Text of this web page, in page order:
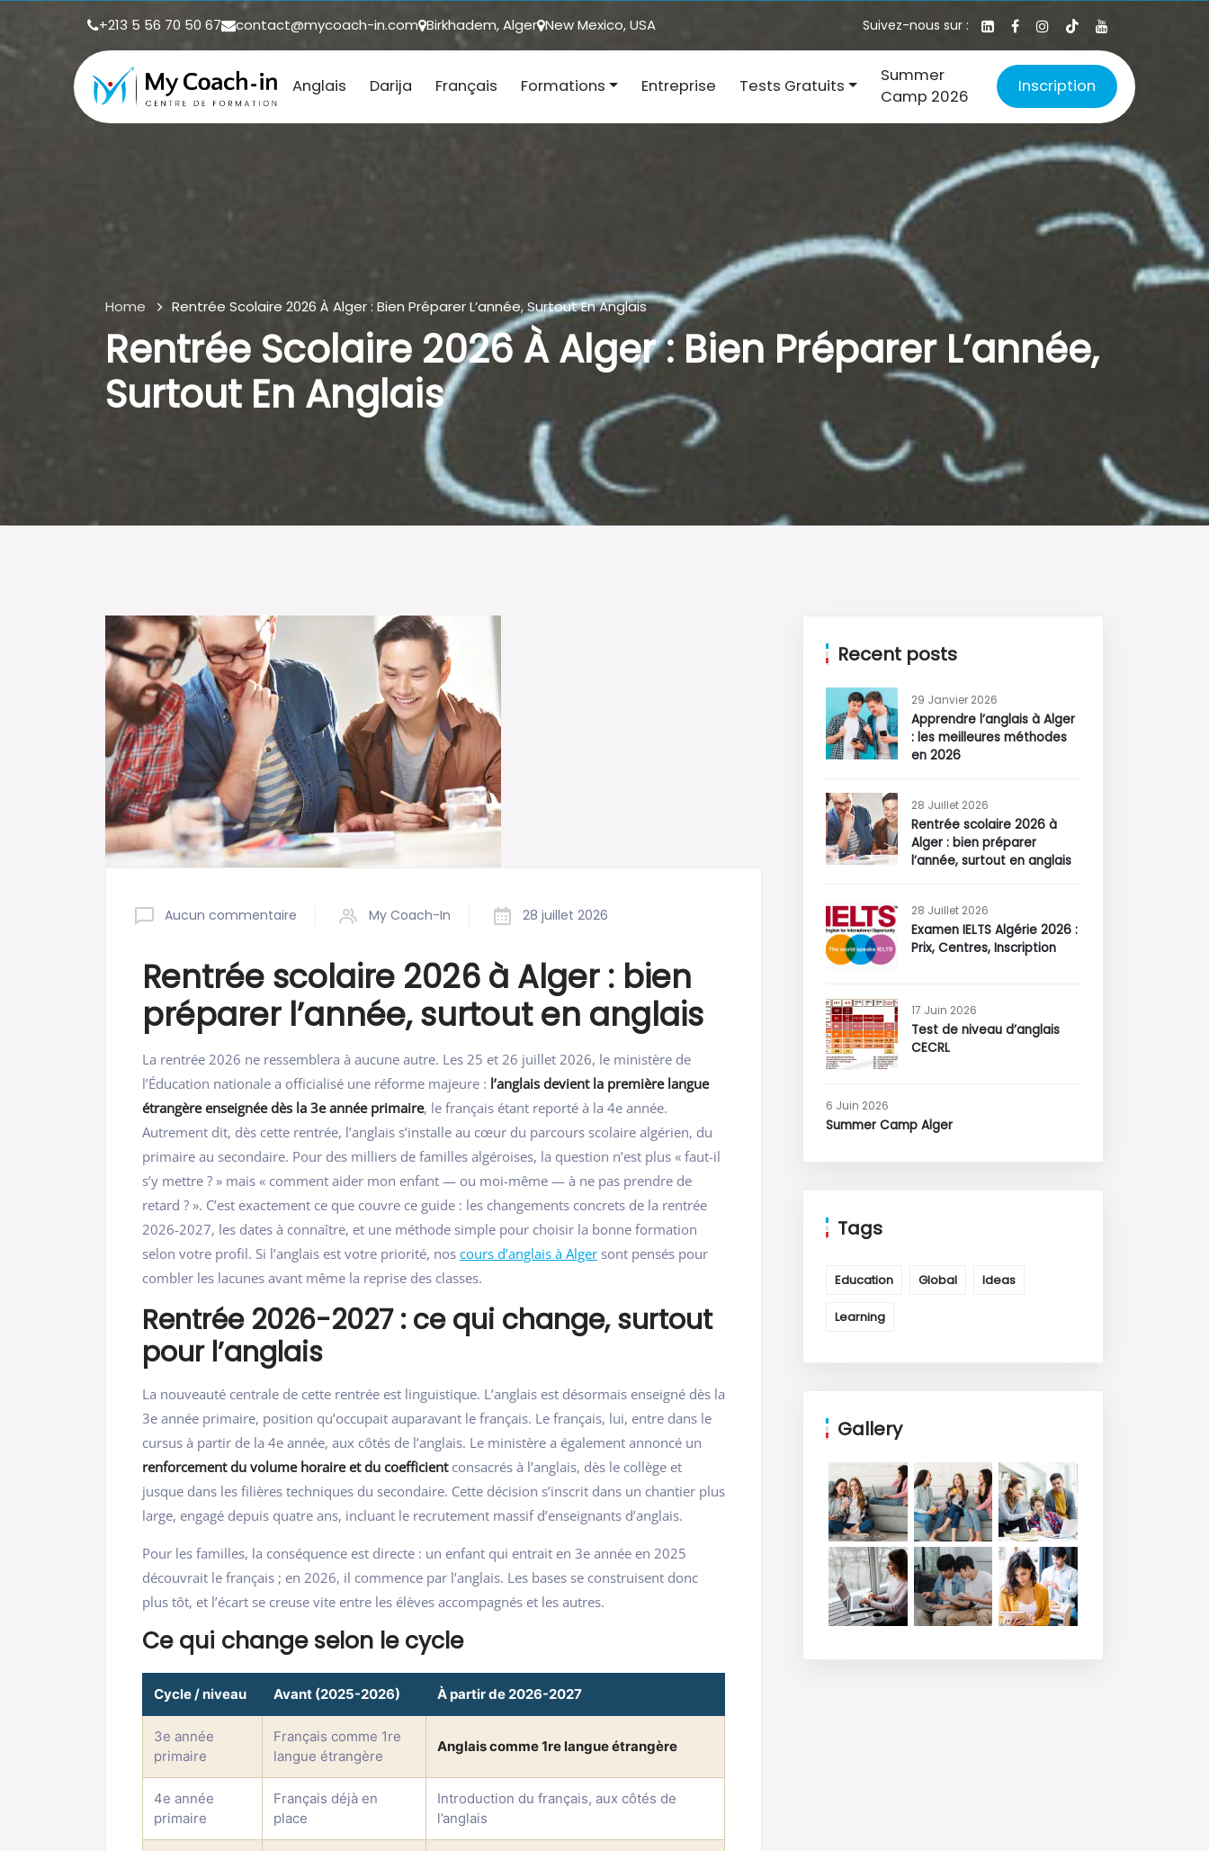
+213 5 56 70 50 67 contact@mycoach-in.com Birkhadem, Alger New Mexico, USA Suivez-nous sur :
Anglais Darija Français Formations Entreprise Tests Gratuits
Summer
Camp 2026
Inscription
Home Rentrée Scolaire 2026 À Alger : Bien Préparer L’année, Surtout En Anglais
Rentrée Scolaire 2026 À Alger : Bien Préparer L’année,
Surtout En Anglais
Aucun commentaire My Coach-In 28 juillet 2026
Rentrée scolaire 2026 à Alger : bien
préparer l’année, surtout en anglais
La rentrée 2026 ne ressemblera à aucune autre. Les 25 et 26 juillet 2026, le ministère de
l’Éducation nationale a officialisé une réforme majeure : l’anglais devient la première langue
étrangère enseignée dès la 3e année primaire, le français étant reporté à la 4e année.
Autrement dit, dès cette rentrée, l’anglais s’installe au cœur du parcours scolaire algérien, du
primaire au secondaire. Pour des milliers de familles algéroises, la question n’est plus « faut-il
s’y mettre ? » mais « comment aider mon enfant — ou moi-même — à ne pas prendre de
retard ? ». C’est exactement ce que couvre ce guide : les changements concrets de la rentrée
2026-2027, les dates à connaître, et une méthode simple pour choisir la bonne formation
selon votre profil. Si l’anglais est votre priorité, nos cours d’anglais à Alger sont pensés pour
combler les lacunes avant même la reprise des classes.
Rentrée 2026-2027 : ce qui change, surtout
pour l’anglais
La nouveauté centrale de cette rentrée est linguistique. L’anglais est désormais enseigné dès la
3e année primaire, position qu’occupait auparavant le français. Le français, lui, entre dans le
cursus à partir de la 4e année, aux côtés de l’anglais. Le ministère a également annoncé un
renforcement du volume horaire et du coefficientconsacrés à l’anglais, dès le collège et
jusque dans les filières techniques du secondaire. Cette décision s’inscrit dans un chantier plus
large, engagé depuis quatre ans, incluant le recrutement massif d’enseignants d’anglais.
Pour les familles, la conséquence est directe : un enfant qui entrait en 3e année en 2025
découvrait le français ; en 2026, il commence par l’anglais. Les bases se construisent donc
plus tôt, et l’écart se creuse vite entre les élèves accompagnés et les autres.
Ce qui change selon le cycle
Cycle / niveau Avant (2025-2026) À partir de 2026-2027
3e année
primaire
Français comme 1re
langue étrangère
Anglais comme 1re langue étrangère
4e année
primaire
Français déjà en
place
Introduction du français, aux côtés de
l’anglais
Recent posts
29 Janvier 2026
Apprendre l’anglais à Alger
: les meilleures méthodes
en 2026
28 Juillet 2026
Rentrée scolaire 2026 à
Alger : bien préparer
l’année, surtout en anglais
28 Juillet 2026
Examen IELTS Algérie 2026 :
Prix, Centres, Inscription
17 Juin 2026
Test de niveau d’anglais
CECRL
6 Juin 2026
Summer Camp Alger
Tags
Education Global Ideas
Learning
Gallery